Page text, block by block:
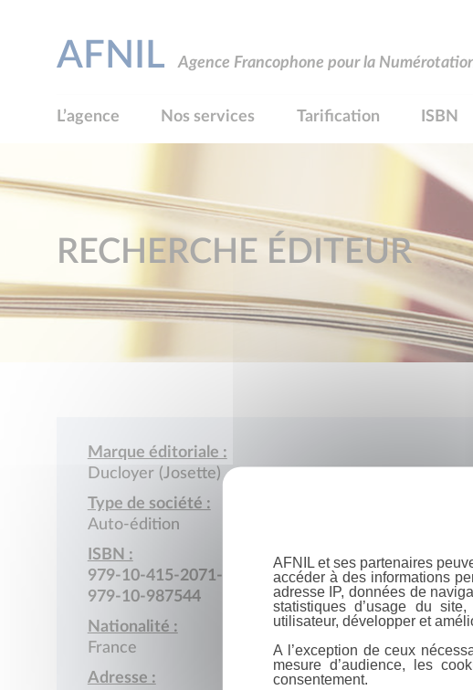
AFNIL Agence Francophone pour la
L’agence Nos services Tarification ISBN
RECHERCHE ÉDITEUR
Marque éditoriale :
Ducloyer (Josette)
Type de société :
Auto-édition
ISBN :
979-10-415-2071-8
979-10-987544
Nationalité :
France
Adresse :
AFNIL et ses partenaires
accéder à des informations
adresse IP, données de
statistiques d’usage du
utilisateur, développer et
A l’exception de ceux
mesure d’audience, les
consentement.